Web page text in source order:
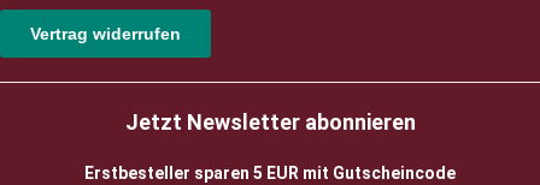
Vertrag widerrufen
Jetzt Newsletter abonnieren
Erstbesteller sparen 5 EUR mit Gutscheincode